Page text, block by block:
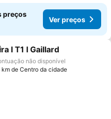
preços
Ver preços
aos favoritos
I T1 I Gaillard
não disponível
km de Centro da cidade